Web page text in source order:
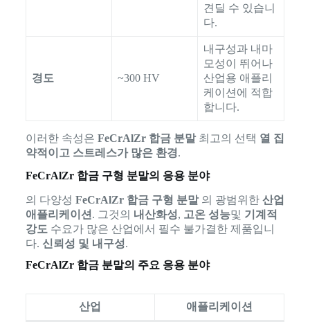
견딜 수 있습니
다.
경도 ~300 HV
내구성과 내마
모성이 뛰어나
산업용 애플리
케이션에 적합
합니다.
이러한 속성은 FeCrAlZr 합금 분말최고의 선택 열 집
약적이고 스트레스가 많은 환경.
FeCrAlZr 합금 구형 분말의 응용 분야
의 다양성 FeCrAlZr 합금 구형 분말의 광범위한 산업
애플리케이션. 그것의 내산화성, 고온 성능및 기계적
강도수요가 많은 산업에서 필수 불가결한 제품입니
다. 신뢰성 및 내구성.
FeCrAlZr 합금 분말의 주요 응용 분야
산업 애플리케이션